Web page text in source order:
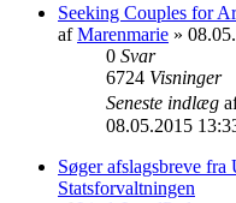
Seeking Couples for
afMarenmarie »
0 Svar
6724 Visninger
Seneste indlæg
08.05.2015
Søger afslagsbreve
Statsforvaltningen